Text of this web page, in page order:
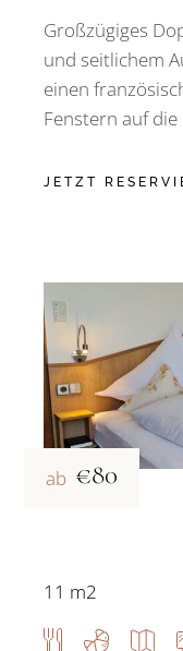
Großzügiges
und seitlichem
einen
Fenstern auf
JETZT
ab €80
11 m2